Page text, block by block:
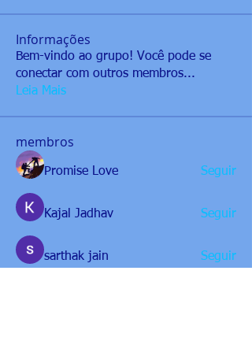
Informações
Bem-vindo ao grupo! Você pode se
conectar com outros membros...
Leia Mais
membros
Promise Love Seguir
Kajal Jadhav Seguir
sarthak jain Seguir